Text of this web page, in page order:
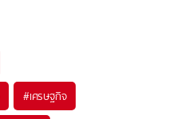
#เศรษฐกิจ